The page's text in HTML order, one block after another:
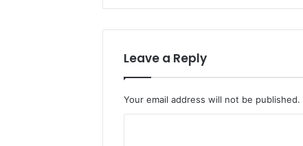
Leave a Reply
Your email address will not be published.